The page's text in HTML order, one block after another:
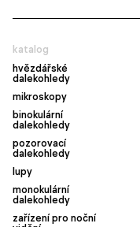
katalog
hvězdářské
dalekohledy
mikroskopy
binokulární
dalekohledy
pozorovací
dalekohledy
lupy
monokulární
dalekohledy
zařízení pro noční